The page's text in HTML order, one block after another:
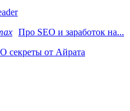
Про SEO и заработок на...
секреты от Айрата